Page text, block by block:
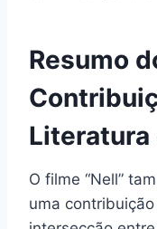
Resumo
Literatura
O filme “Nell”
uma